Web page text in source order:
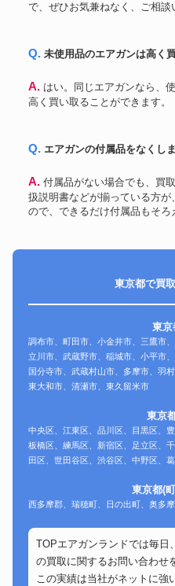
で、ぜひお気兼ねなく、ご相談
Q. 未使用品のエアガンは高
A. はい。同じエアガンなら、使用後の物よりも未使用品の方が
高く買い取ることができます。
Q. エアガンの付属品をなく
A. 付属品がない場合でも、買取可能です。ただし、付属品や取
扱説明書などが揃っている方
ので、できるだけ付属品もそろ
東京都で買
東京
調布市、町田市、小金井市、三鷹市
立川市、武蔵野市、稲城市、小平市
国分寺市、武蔵村山市、多摩市、羽
東大和市、清瀬市、東久留米市
東京
中央区、江東区、品川区、目黒区、
板橋区、練馬区、新宿区、足立区、
田区、世田谷区、渋谷区、中野区、
東京都(
西多摩郡、瑞穂町、日の出町、奥多
TOPエアガンランドでは毎日
の買取に関するお問い合わせ
この実績は当社がネットに強